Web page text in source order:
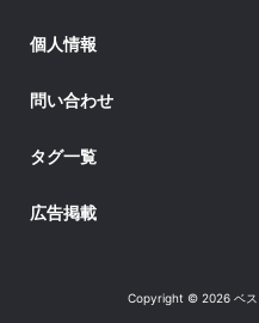
個人情報
問い合わせ
タグ一覧
広告掲載
Copyright © 2026 ベス